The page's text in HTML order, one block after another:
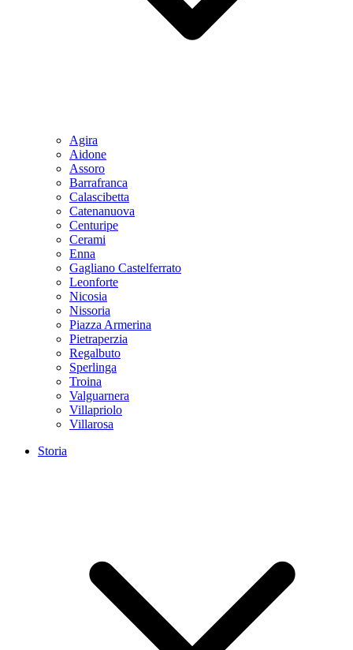
Agira
Aidone
Assoro
Barrafranca
Calascibetta
Catenanuova
Centuripe
Cerami
Enna
Gagliano Castelferrato
Leonforte
Nicosia
Nissoria
Piazza Armerina
Pietraperzia
Regalbuto
Sperlinga
Troina
Valguarnera
Villapriolo
Villarosa
Storia